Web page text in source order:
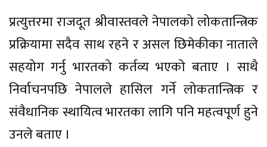
प्रत्युत्तरमा राजदूत श्रीवास्तवले नेपालको लोकतान्त्रिक
प्रक्रियामा सदैव साथ रहने र असल छिमेकीका नाताले
सहयोग गर्नु भारतको कर्तव्य भएको बताए । साथै
निर्वाचनपछि नेपालले हासिल गर्ने लोकतान्त्रिक र
संवैधानिक स्थायित्व भारतका लागि पनि महत्वपूर्ण हुने
उनले बताए ।